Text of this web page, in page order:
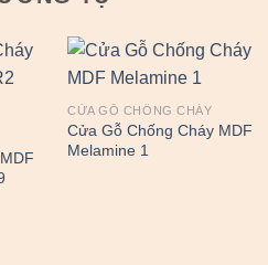
CỬA GỖ CHỐNG CHÁY
Cửa Gỗ Chống Cháy MDF
Melamine 1